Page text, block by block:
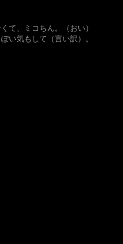
て、ミコちん。（おい）
い気もして（言い訳）。